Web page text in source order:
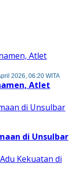
2026, 06:20 WITA
Atlet
di Unsulbar